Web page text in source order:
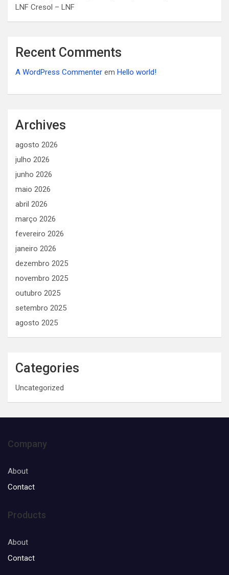
LNF Cresol – LNF
Recent Comments
A WordPress Commenter em Hello world!
Archives
agosto 2026
julho 2026
junho 2026
maio 2026
abril 2026
março 2026
fevereiro 2026
janeiro 2026
dezembro 2025
novembro 2025
outubro 2025
setembro 2025
agosto 2025
Categories
Uncategorized
Company
About
Contact
Products
About
Contact